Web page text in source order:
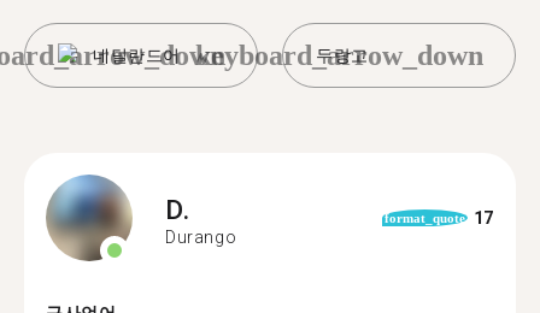
네덜란드어 두랑고
keyboard_arrow_down
D.
Durango
format_quote 17